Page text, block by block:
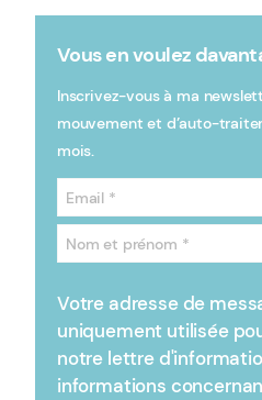
Vous en voulez
Inscrivez-vous à ma
mouvement et d’auto-
mois.
Votre adresse de
uniquement utilisée
notre lettre
informations